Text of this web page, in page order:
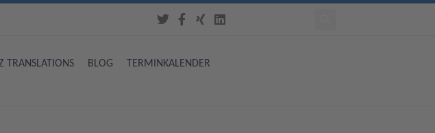
TRANSLATIONS BLOG TERMINKALENDER